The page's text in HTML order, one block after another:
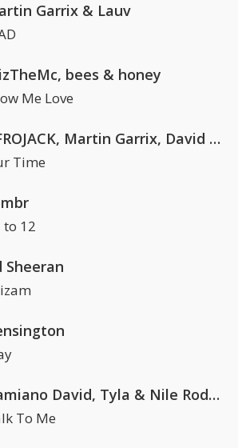
Garrix & Lauv
bees & honey
Me Love
AFROJACK, Martin Garrix, David Guetta & Amél
Time
to 12
Sheeran
Damiano David, Tyla & Nile Rodgers
To Me